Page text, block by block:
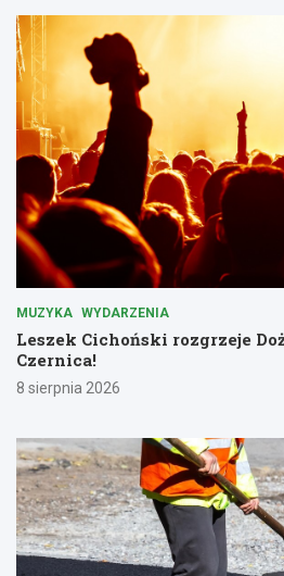
MUZYKA WYDARZENIA
Leszek Cichoński rozgrzeje
Czernica!
8 sierpnia 2026